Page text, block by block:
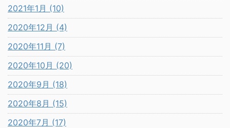
2021年1月 (10)
2020年12月 (4)
2020年11月 (7)
2020年10月 (20)
2020年9月 (18)
2020年8月 (15)
2020年7月 (17)